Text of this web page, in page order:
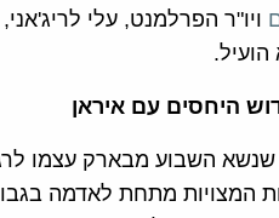
ויו"ר הפרלמנט, עלי
היחסים עם איראן
שנשא השבוע מבארק עצמו
המצויות מתחת לאדמה